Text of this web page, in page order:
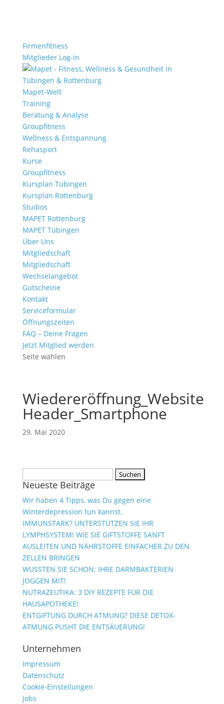
Firmenfitness
Mitglieder Log-in
Mapet-Welt
Training
Beratung & Analyse
Groupfitness
Wellness & Entspannung
Rehasport
Kurse
Groupfitness
Kursplan Tübingen
Kursplan Rottenburg
Studios
MAPET Rottenburg
MAPET Tübingen
Über Uns
Mitgliedschaft
Mitgliedschaft
Wechselangebot
Gutscheine
Kontakt
Serviceformular
Öffnungszeiten
FAQ – Deine Fragen
Jetzt Mitglied werden
Seite wählen
Wiedereröffnung_Website
Header_Smartphone
29. Mai 2020
nach:
Neueste Beiträge
Wir haben 4 Tipps, was Du gegen eine
Winterdepression tun kannst.
IMMUNSTARK? UNTERSTÜTZEN SIE IHR
LYMPHSYSTEM! WIE SIE GIFTSTOFFE SANFT
AUSLEITEN UND NÄHRSTOFFE EINFACHER ZU DEN
ZELLEN BRINGEN
WUSSTEN SIE SCHON: IHRE DARMBAKTERIEN
JOGGEN MIT!
NUTRAZEUTIKA: 3 DIY REZEPTE FÜR DIE
HAUSAPOTHEKE!
ENTGIFTUNG DURCH ATMUNG? DIESE DETOX-
ATMUNG PUSHT DIE ENTSÄUERUNG!
Unternehmen
Impressum
Datenschutz
Cookie-Einstellungen
Jobs